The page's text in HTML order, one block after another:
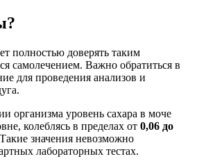
полностью доверять таким
самолечением. Важно обратиться в
для проведения анализов и
организма уровень сахара в моче
колеблясь в пределах от 0,06 до
значения невозможно
лабораторных тестах.